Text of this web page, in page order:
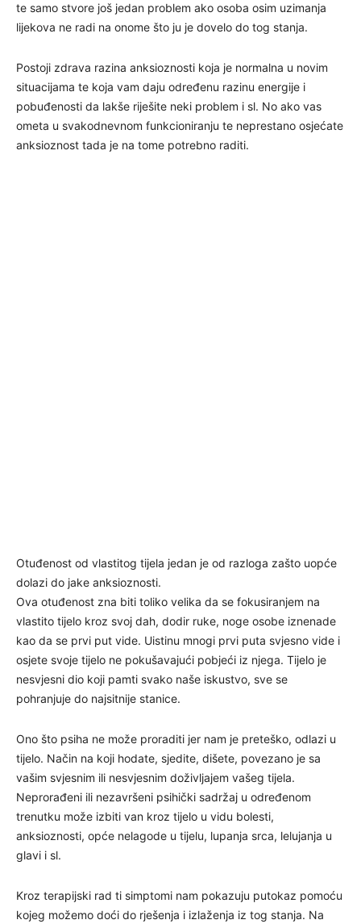
te samo stvore još jedan problem ako osoba osim uzimanja
lijekova ne radi na onome što ju je dovelo do tog stanja.
Postoji zdrava razina anksioznosti koja je normalna u novim
situacijama te koja vam daju određenu razinu energije i
pobuđenosti da lakše riješite neki problem i sl. No ako vas
ometa u svakodnevnom funkcioniranju te neprestano osjećate
anksioznost tada je na tome potrebno raditi.
Otuđenost od vlastitog tijela jedan je od razloga zašto uopće
dolazi do jake anksioznosti.
Ova otuđenost zna biti toliko velika da se fokusiranjem na
vlastito tijelo kroz svoj dah, dodir ruke, noge osobe iznenade
kao da se prvi put vide. Uistinu mnogi prvi puta svjesno vide i
osjete svoje tijelo ne pokušavajući pobjeći iz njega. Tijelo je
nesvjesni dio koji pamti svako naše iskustvo, sve se
pohranjuje do najsitnije stanice.
Ono što psiha ne može proraditi jer nam je preteško, odlazi u
tijelo. Način na koji hodate, sjedite, dišete, povezano je sa
vašim svjesnim ili nesvjesnim doživljajem vašeg tijela.
Neprorađeni ili nezavršeni psihički sadržaj u određenom
trenutku može izbiti van kroz tijelo u vidu bolesti,
anksioznosti, opće nelagode u tijelu, lupanja srca, lelujanja u
glavi i sl.
Kroz terapijski rad ti simptomi nam pokazuju putokaz pomoću
kojeg možemo doći do rješenja i izlaženja iz tog stanja. Na